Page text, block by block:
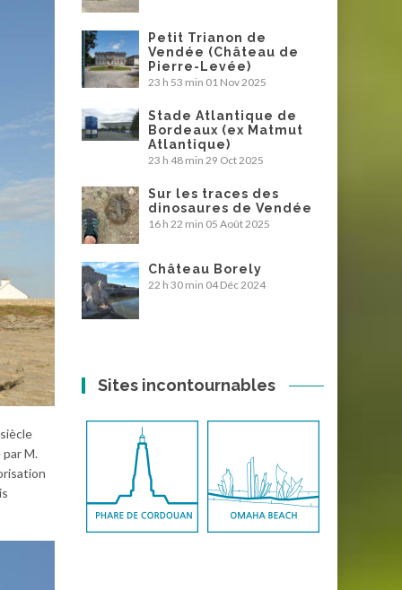
M.
Petit Trianon de
Vendée (Château de
Pierre-Levée)
23 h 53 min 01 Nov 2025
Stade Atlantique de
Bordeaux (ex Matmut
Atlantique)
23 h 48 min 29 Oct 2025
Sur les traces des
dinosaures de Vendée
16 h 22 min 05 Août 2025
Château Borely
22 h 30 min 04 Déc 2024
Sites incontournables